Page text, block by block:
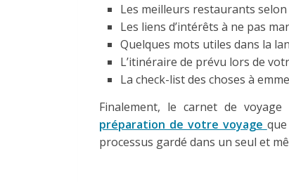
Les meilleurs restaurants selon
Les liens d’intérêts à ne pas
Quelques mots utiles dans la
L’itinéraire de prévu lors de
La check-list des choses à
Finalement, le carnet de
préparation de votre voyage
processus gardé dans un seul et